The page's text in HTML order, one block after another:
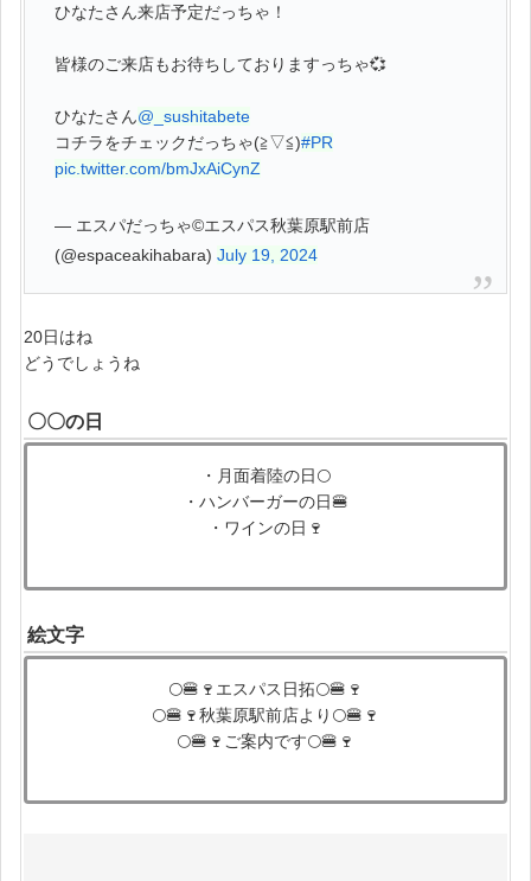
ひなたさん来店予定だっちゃ！
皆様のご来店もお待ちしておりますっちゃ💞
ひなたさん@_sushitabete
コチラをチェックだっちゃ(≧▽≦)#PR
pic.twitter.com/bmJxAiCynZ
— エスパだっちゃ©エスパス秋葉原駅前店
(@espaceakihabara)July 19, 2024
20日はね
どうでしょうね
〇〇の日
・月面着陸の日🌕
・ハンバーガーの日🍔
・ワインの日🍷
絵文字
🌕🍔🍷エスパス日拓🌕🍔🍷
🌕🍔🍷秋葉原駅前店より🌕🍔🍷
🌕🍔🍷ご案内です🌕🍔🍷